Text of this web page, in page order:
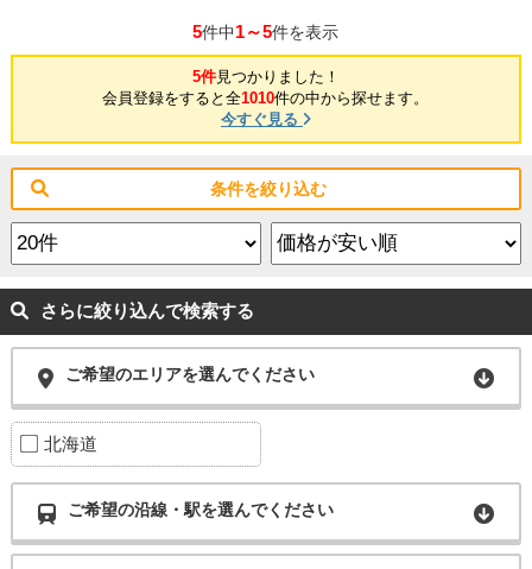
5件中1～5件を表示
5件見つかりました！
会員登録をすると全1010件の中から探せます。
今すぐ見る
条件を絞り込む
さらに絞り込んで検索する
ご希望のエリアを選んでください
北海道
ご希望の沿線・駅を選んでください